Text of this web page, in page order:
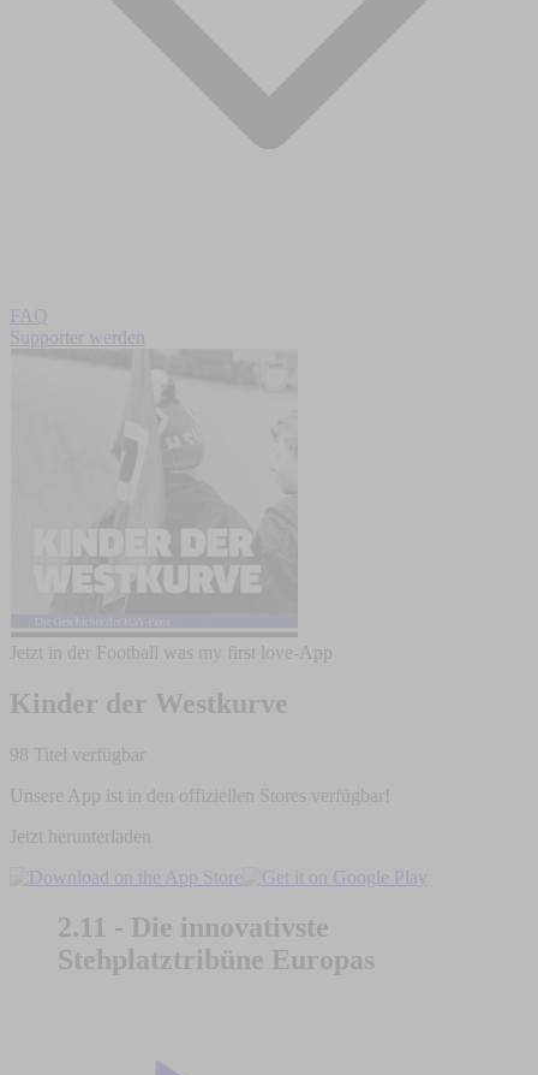
FAQ
Supporter werden
Jetzt in der Football was my first love-App
Kinder der Westkurve
98 Titel verfügbar
Unsere App ist in den offiziellen Stores verfügbar!
Jetzt herunterladen
2.11 - Die innovativste
Stehplatztribüne Europas